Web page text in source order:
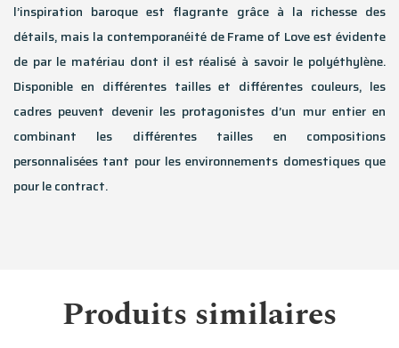
l’inspiration baroque est flagrante grâce à la richesse des
détails, mais la contemporanéité de Frame of Love est évidente
de par le matériau dont il est réalisé à savoir le polyéthylène.
Disponible en différentes tailles et différentes couleurs, les
cadres peuvent devenir les protagonistes d’un mur entier en
combinant les différentes tailles en compositions
personnalisées tant pour les environnements domestiques que
pour le contract.
Produits similaires